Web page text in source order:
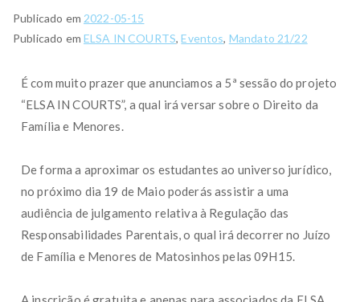
Publicado em 2022-05-15
Publicado em ELSA IN COURTS,Eventos, Mandato 21/22
É com muito prazer que anunciamos a 5ª sessão do projeto
“ELSA IN COURTS”, a qual irá versar sobre o Direito da
Família e Menores.
De forma a aproximar os estudantes ao universo jurídico,
no próximo dia 19 de Maio poderás assistir a uma
audiência de julgamento relativa à Regulação das
Responsabilidades Parentais, o qual irá decorrer no Juízo
de Família e Menores de Matosinhos pelas 09H15.